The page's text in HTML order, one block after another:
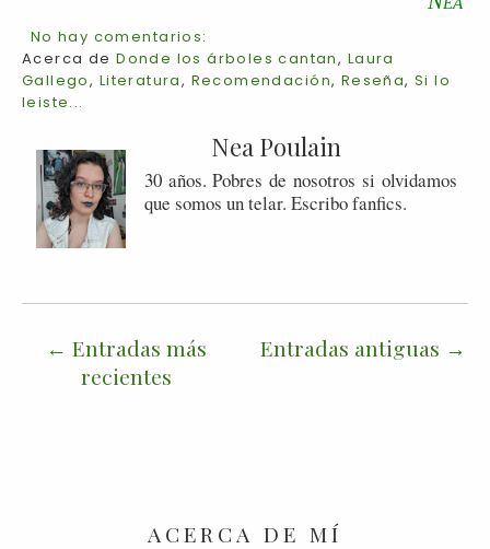
No hay comentarios:
Acerca deDonde los árboles cantan, Laura
Gallego, Literatura, Recomendación, Reseña,Si lo
leiste...
Nea Poulain
30 años. Pobres de nosotros si olvidamos
que somos un telar. Escribo fanfics.
Entradas más
recientes
Entradas antiguas
ACERCA DE MÍ